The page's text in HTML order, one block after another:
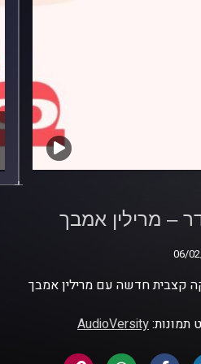
06/– מרילין אמבך
06/
קצבית חדשה עם מרילין אמבך
תמונות:AudioVersity